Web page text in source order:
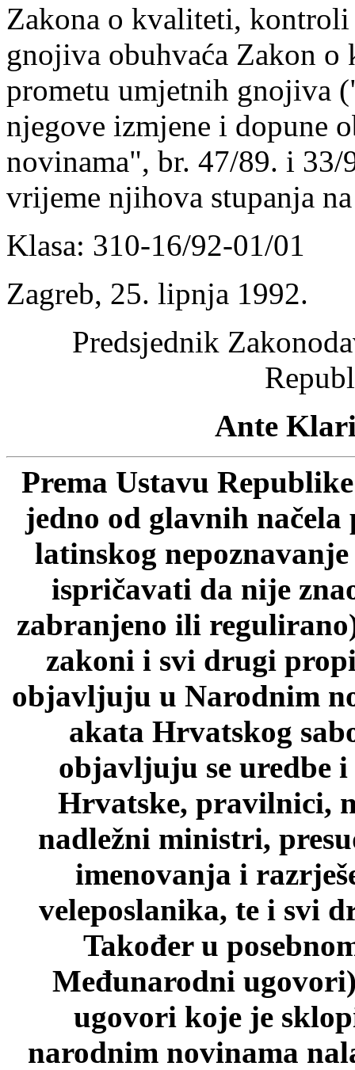
Zakona o kvaliteti,
gnojiva obuhvaća Zakon
prometu umjetnih gnojiva
njegove izmjene i dopune
novinama", br. 47/89. i 33/
vrijeme njihova stupanja
Klasa: 310-16/92-01/01
Zagreb, 25. lipnja 1992.
Predsjednik
Ante
Prema Ustavu
jedno od glavnih
latinskog
ispričavati da nije
zabranjeno ili
zakoni i svi drugi
objavljuju u Narodnim
akata Hrvatskog
objavljuju se uredbe
Hrvatske, pravilnici,
nadležni ministri,
imenovanja i
veleposlanika, te i svi
Također u
Međunarodni
ugovori koje je
narodnim novinama